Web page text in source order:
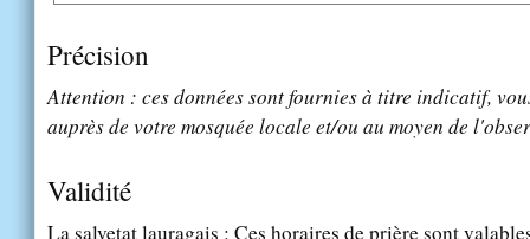
Précision
Attention : ces données sont fournies à titre indicatif,
auprès de votre mosquée locale et/ou au moyen de
Validité
La salvetat lauragais : Ces horaires de prière sont